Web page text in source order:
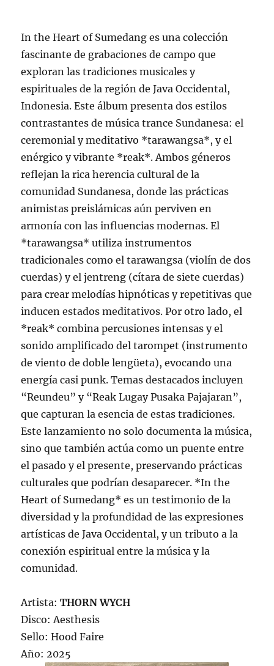
In the Heart of Sumedang es una colección
fascinante de grabaciones de campo que
exploran las tradiciones musicales y
espirituales de la región de Java Occidental,
Indonesia. Este álbum presenta dos estilos
contrastantes de música trance Sundanesa: el
ceremonial y meditativo *tarawangsa*, y el
enérgico y vibrante *reak*. Ambos géneros
reflejan la rica herencia cultural de la
comunidad Sundanesa, donde las prácticas
animistas preislámicas aún perviven en
armonía con las influencias modernas. El
*tarawangsa* utiliza instrumentos
tradicionales como el tarawangsa (violín de dos
cuerdas) y el jentreng (cítara de siete cuerdas)
para crear melodías hipnóticas y repetitivas que
inducen estados meditativos. Por otro lado, el
*reak* combina percusiones intensas y el
sonido amplificado del tarompet (instrumento
de viento de doble lengüeta), evocando una
energía casi punk. Temas destacados incluyen
“Reundeu” y “Reak Lugay Pusaka Pajajaran”,
que capturan la esencia de estas tradiciones.
Este lanzamiento no solo documenta la música,
sino que también actúa como un puente entre
el pasado y el presente, preservando prácticas
culturales que podrían desaparecer. *In the
Heart of Sumedang* es un testimonio de la
diversidad y la profundidad de las expresiones
artísticas de Java Occidental, y un tributo a la
conexión espiritual entre la música y la
comunidad.
Artista:THORN WYCH
Disco: Aesthesis
Sello: Hood Faire
Año: 2025